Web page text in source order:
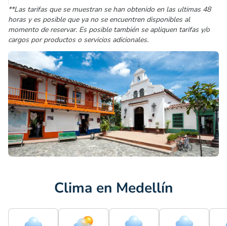
**Las tarifas que se muestran se han obtenido en las ultimas 48
horas y es posible que ya no se encuentren disponibles al
momento de reservar. Es posible también se apliquen tarifas y/o
cargos por productos o servicios adicionales.
Clima en Medellín